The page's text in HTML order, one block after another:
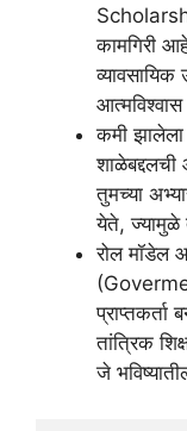
कामगिरी
व्यावसायिक
कमी झालेला
शाळेबद्दलची
तुमच्या
येते, ज्यामुळे
रोल मॉडेल
प्राप्तकर्ता
तांत्रिक
जे